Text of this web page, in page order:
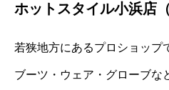
ホットスタイル小浜店
若狭地方にあるプロショップ
ブーツ・ウェア・グローブな